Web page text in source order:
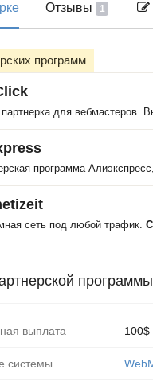
Отзывы 1
для вебмастеров.
программ
программа
сеть под любой трафик.
выплата 100$
системы